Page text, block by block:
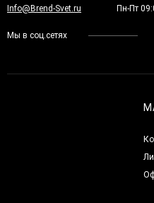
Info@Brend-Svet.ru Пн-Пт
Мы в соц.сетях